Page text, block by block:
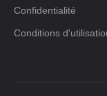
Confidentialité
Conditions